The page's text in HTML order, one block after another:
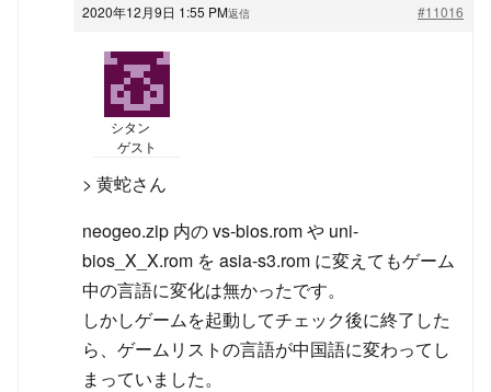
2020年12月9日 1:55 PM #11016
返信
シタン
ゲスト
> 黄蛇さん
neogeo.zip 内の vs-bios.rom や uni-
bios_X_X.rom を asia-s3.rom に変えてもゲーム
中の言語に変化は無かったです。
しかしゲームを起動してチェック後に終了した
ら、ゲームリストの言語が中国語に変わってし
まっていました。